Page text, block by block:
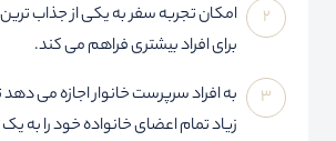
امکان تجربه سفر به یکی از جذاب
برای افراد بیشتری فراهم می کند.
به افراد سرپرست خانوار اجازه می
زیاد تمام اعضای خانواده خود را به